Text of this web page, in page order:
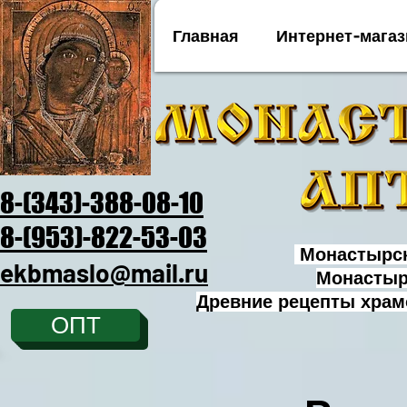
ОПТ
8-(343)-388-08-10
8-(953)-822-53-03
ekbmaslo@mail.ru
Главная Интернет-
Древние рецепты